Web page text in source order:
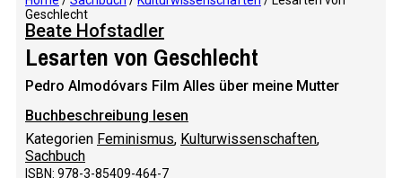
Geschlecht
Beate Hofstadler
Lesarten von Geschlecht
Pedro Almodóvars Film Alles über meine Mutter
Buchbeschreibung lesen
Kategorien Feminismus, Kulturwissenschaften,
Sachbuch
ISBN: 978-3-85409-464-7